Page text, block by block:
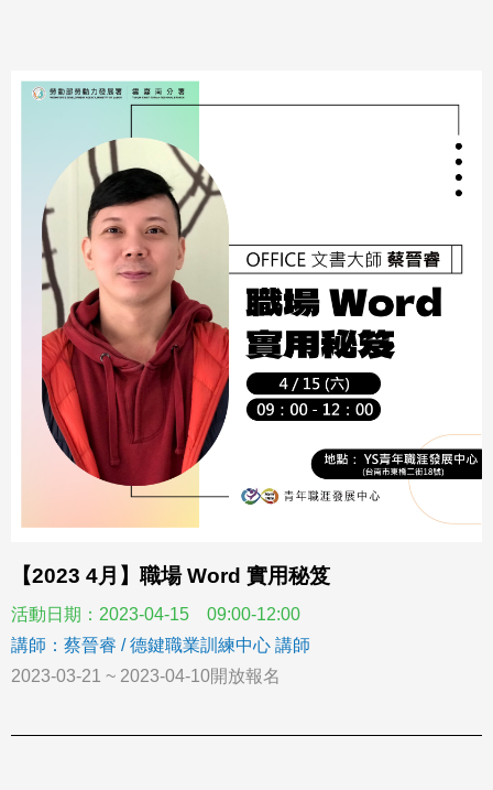
【2023 4月】職場 Word 實用秘笈
活動日期：2023-04-15 09:00-12:00
講師：蔡晉睿 / 德鍵職業訓練中心 講師
2023-03-21 ~ 2023-04-10開放報名